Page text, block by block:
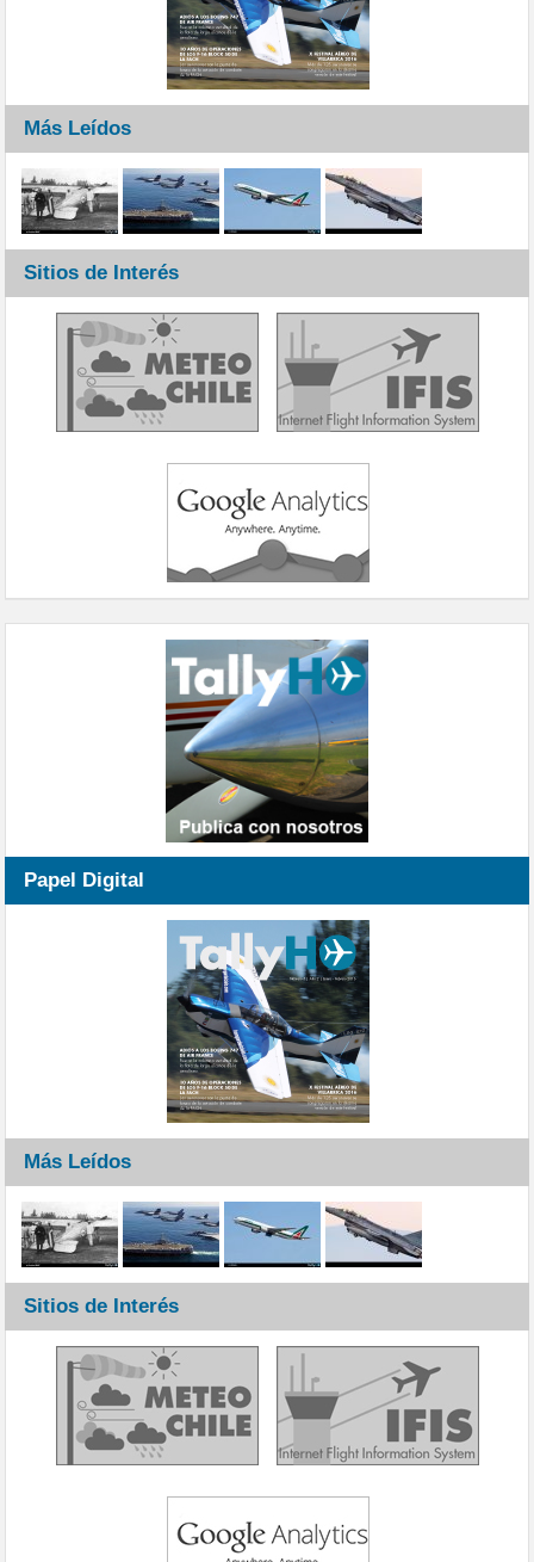
Más Leídos
Sitios de Interés
Papel Digital
Más Leídos
Sitios de Interés